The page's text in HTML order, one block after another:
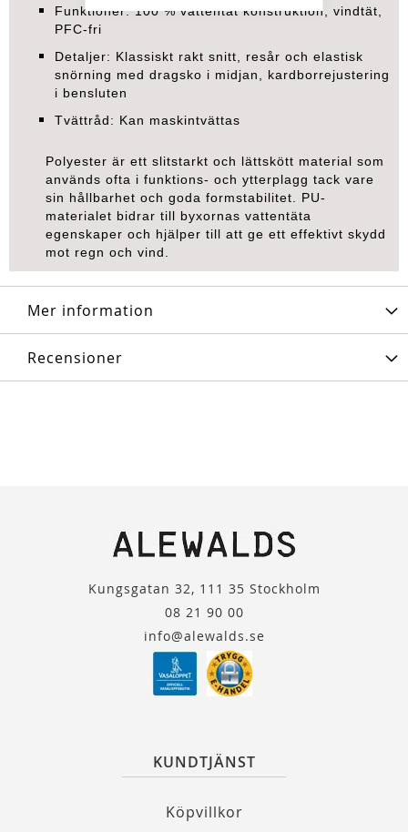
Funktioner: 100 % vattentät konstruktion, vindtät,
PFC-fri
Detaljer: Klassiskt rakt snitt, resår och elastisk
snörning med dragsko i midjan, kardborrejustering
i bensluten
Tvättråd: Kan maskintvättas
Polyester är ett slitstarkt och lättskött material som
används ofta i funktions- och ytterplagg tack vare
sin hållbarhet och goda formstabilitet. PU-
materialet bidrar till byxornas vattentäta
egenskaper och hjälper till att ge ett effektivt skydd
mot regn och vind.
Mer information
Recensioner
Kungsgatan 32, 111 35 Stockholm
08 21 90 00
info@alewalds.se
KUNDTJÄNST
Köpvillkor